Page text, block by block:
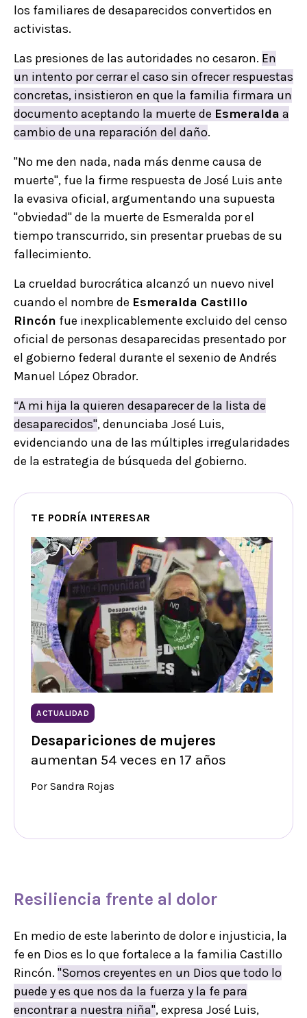
los familiares de desaparecidos convertidos en
activistas.
Las presiones de las autoridades no cesaron. En
un intento por cerrar el caso sin ofrecer respuestas
concretas, insistieron en que la familia firmara un
documento aceptando la muerte de Esmeralda a
cambio de una reparación del daño.
"No me den nada, nada más denme causa de
muerte", fue la firme respuesta de José Luis ante
la evasiva oficial, argumentando una supuesta
"obviedad" de la muerte de Esmeralda por el
tiempo transcurrido, sin presentar pruebas de su
fallecimiento.
La crueldad burocrática alcanzó un nuevo nivel
cuando el nombre de Esmeralda Castillo
Rincón fue inexplicablemente excluido del censo
oficial de personas desaparecidas presentado por
el gobierno federal durante el sexenio de Andrés
Manuel López Obrador.
“A mi hija la quieren desaparecer de la lista de
desaparecidos", denunciaba José Luis,
evidenciando una de las múltiples irregularidades
de la estrategia de búsqueda del gobierno.
TE PODRÍA INTERESAR
ACTUALIDAD
Desapariciones de mujeres
aumentan 54 veces en 17 años
Por Sandra Rojas
Resiliencia frente al dolor
En medio de este laberinto de dolor e injusticia, la
fe en Dios es lo que fortalece a la familia Castillo
Rincón. "Somos creyentes en un Dios que todo lo
puede y es que nos da la fuerza y la fe para
encontrar a nuestra niña", expresa José Luis,